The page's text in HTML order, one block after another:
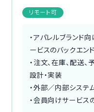
リモート可
・アパレルブランド
ービスのバックエン
・注文、在庫、配送
設計・実装
・外部／内部システ
・会員向けサービス